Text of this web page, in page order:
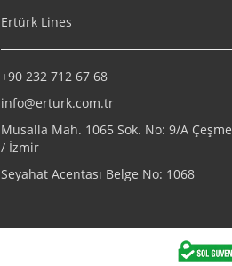
Ertürk Lines
+90 232 712 67 68
info@erturk.com.tr
Musalla Mah. 1065 Sok. No: 9/A Çeşme
/ İzmir
Seyahat Acentası Belge No: 1068